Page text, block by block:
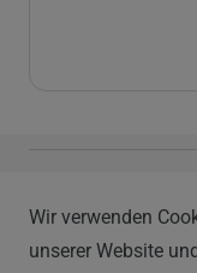
Im Hülsenfeld
40721 Hilden
Wir verwenden
unserer Website